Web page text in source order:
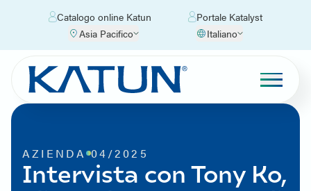
Catalogo online Katun
Portale Katalyst
Asia Pacifico
Italiano
AZIENDA 04/2025
Intervista con Tony Ko,